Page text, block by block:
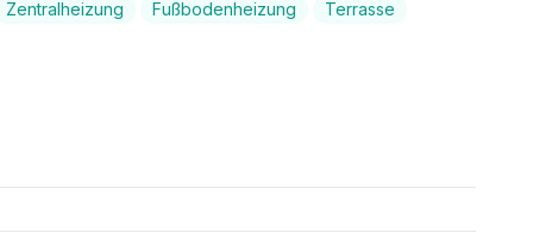
Zentralheizung Fußbodenheizung Terrasse